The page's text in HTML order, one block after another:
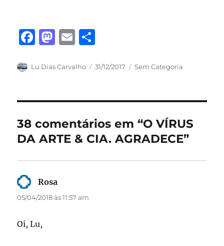
F
c
b
o
o
k
M
st
d
o
n
E
ai a
Autor
Lu Dias Carvalho
Publicado
31/12/2017 Categorias
Sem Categoria
38 comentários em “O VÍRUS
DA ARTE & CIA. AGRADECE”
Rosa
05/04/2018 às 11:57 am
Oi, Lu,